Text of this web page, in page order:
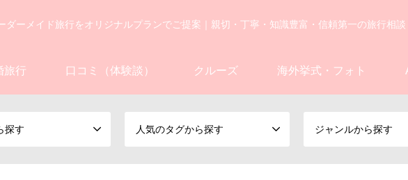
ダーメイド旅行をオリジナルプランでご提案｜親切・丁寧・知識豊富・信頼第一の旅行相談
旅行 口コミ（体験談） クルーズ 海外挙式・フォト
探す 人気のタグから探す ジャンルから探す